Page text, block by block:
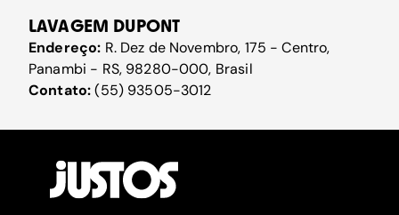
LAVAGEM DUPONT
Endereço: R. Dez de Novembro, 175 - Centro,
Panambi - RS, 98280-000, Brasil
Contato:(55) 93505-3012